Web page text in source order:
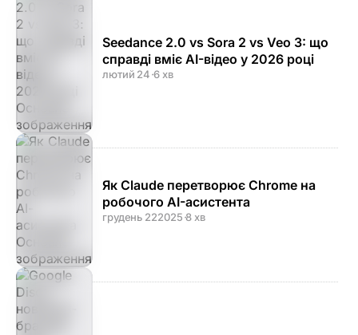
Seedance 2.0 vs Sora 2 vs Veo 3: що
справді вміє AI-відео у 2026 році
лютий 24·6 хв
Як Claude перетворює Chrome на
робочого AI-асистента
грудень 222025·8 хв